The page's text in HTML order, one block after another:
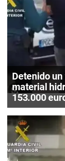
Detenido
material
153.000